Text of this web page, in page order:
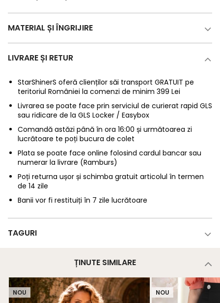
MATERIAL ȘI ÎNGRIJIRE
LIVRARE ȘI RETUR
StarShinerS oferă clienților săi transport GRATUIT pe
teritoriul României la comenzi de minim 399 Lei
Livrarea se poate face prin serviciul de curierat rapid GLS
sau ridicare de la GLS Locker / Easybox
Comandă astăzi până în ora 16:00 și următoarea zi
lucrătoare te poți bucura de colet
Plata se poate face online folosind cardul bancar sau
numerar la livrare (Ramburs)
Poți returna ușor și schimba gratuit articolul în termen
de 14 zile
Banii vor fi restituiți în 7 zile lucrătoare
TAGURI
ȚINUTE SIMILARE
NOU NOU